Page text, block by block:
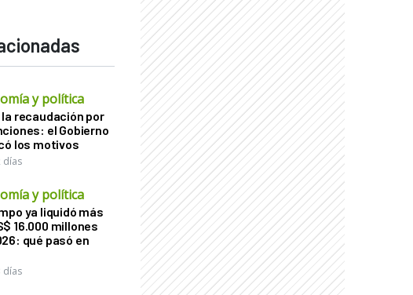
y política
la recaudación por
el Gobierno
los motivos
días
y política
ya liquidó más
16.000 millones
qué pasó en
días